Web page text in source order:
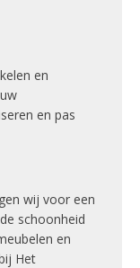
en
en pas
wij voor een
schoonheid
en
Het